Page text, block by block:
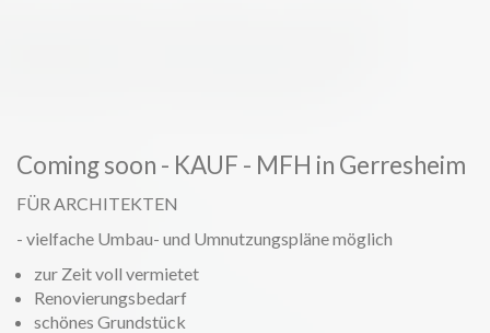
Coming soon - KAUF - MFH in Gerresheim
FÜR ARCHITEKTEN
- vielfache Umbau- und Umnutzungspläne möglich
zur Zeit voll vermietet
Renovierungsbedarf
schönes Grundstück